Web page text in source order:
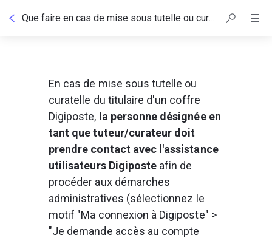
Que faire en cas de mise sous tutelle ou curatelle du titulaire d'un coffre Digiposte ?
En cas de mise sous tutelle ou
curatelle du titulaire d'un coffre
Digiposte, la personne désignée en
tant que tuteur/curateur doit
prendre contact avec l'assistance
utilisateurs Digiposte afin de
procéder aux démarches
administratives (sélectionnez le
motif "Ma connexion à Digiposte" >
"Je demande accès au compte